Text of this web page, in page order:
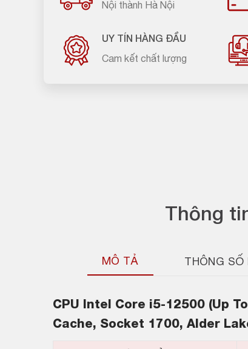
Nội thành Hà Nội
UY TÍN HÀNG ĐẦU
Cam kết chất lượng
Thông
MÔ TẢ THÔNG SỐ
CPU Intel Core i5-12500 (Up
Cache, Socket 1700, Alder